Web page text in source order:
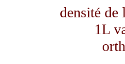
densité de
1L